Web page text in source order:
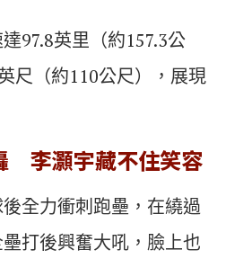
97.8英里（約157.3公
尺（約110公尺），展現
李灝宇藏不住笑容
全力衝刺跑壘，在繞過
打後興奮大吼，臉上也